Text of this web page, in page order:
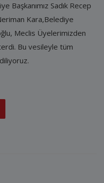
Başkanımız Sadık Recep
Kara,Belediye
Meclis Üyelerimizden
Bu vesileyle tüm